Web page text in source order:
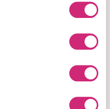
normal, healthy
(Castor) Seed Oil